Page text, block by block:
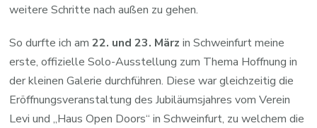
weitere Schritte nach außen zu gehen.
So durfte ich am22. und 23. März in Schweinfurt meine
erste, offizielle Solo-Ausstellung zum Thema Hoffnung in
der kleinen Galerie durchführen. Diese war gleichzeitig die
Eröffnungsveranstaltung des Jubiläumsjahres vom Verein
Levi und „Haus Open Doors“ in Schweinfurt, zu welchem die